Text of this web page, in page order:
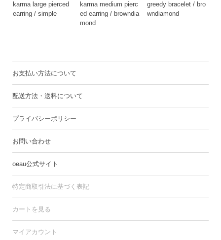
karma large pierced
earring / simple
karma medium pierc
ed earring / browndia
mond
greedy bracelet / bro
wndiamond
お支払い方法について
配送方法・送料について
プライバシーポリシー
お問い合わせ
oeau公式サイト
特定商取引法に基づく表記
カートを見る
マイアカウント